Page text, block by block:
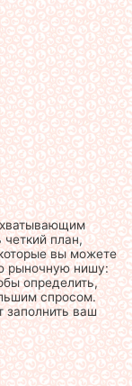
план,
вы можете
рыночную нишу:
определить,
спросом.
заполнить ваш